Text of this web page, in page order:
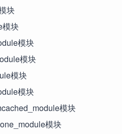
块
模块
模块
模块
模块
模块
模块
模块